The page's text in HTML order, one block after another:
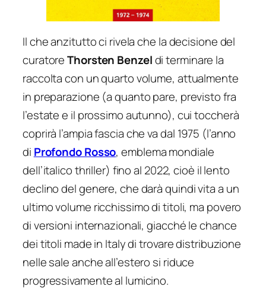
Il che anzitutto ci rivela che la decisione del
curatoreThorsten Benzeldi terminare la
raccolta con un quarto volume, attualmente
in preparazione (a quanto pare, previsto fra
l’estate e il prossimo autunno), cui toccherà
coprirà l’ampia fascia che va dal 1975 (l’anno
di Profondo Rosso, emblema mondiale
dell’italico thriller) fino al 2022, cioè il lento
declino del genere, che darà quindi vita a un
ultimo volume ricchissimo di titoli, ma povero
di versioni internazionali, giacché le chance
dei titoli made in Italy di trovare distribuzione
nelle sale anche all’estero si riduce
progressivamente al lumicino.